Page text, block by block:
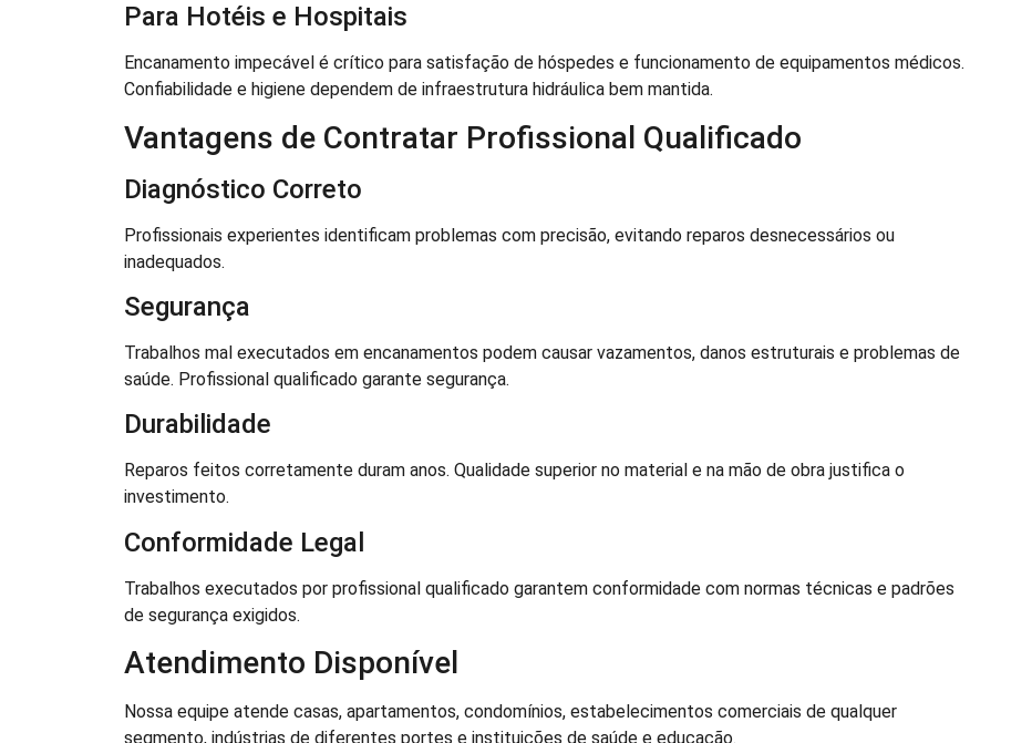
Para Hotéis e Hospitais
Encanamento impecável é crítico para satisfação de hóspedes e funcionamento de equipamentos médicos.
Confiabilidade e higiene dependem de infraestrutura hidráulica bem mantida.
Vantagens de Contratar Profissional Qualificado
Diagnóstico Correto
Profissionais experientes identificam problemas com precisão, evitando reparos desnecessários ou
inadequados.
Segurança
Trabalhos mal executados em encanamentos podem causar vazamentos, danos estruturais e problemas de
saúde. Profissional qualificado garante segurança.
Durabilidade
Reparos feitos corretamente duram anos. Qualidade superior no material e na mão de obra justifica o
investimento.
Conformidade Legal
Trabalhos executados por profissional qualificado garantem conformidade com normas técnicas e padrões
de segurança exigidos.
Atendimento Disponível
Nossa equipe atende casas, apartamentos, condomínios, estabelecimentos comerciais de qualquer
segmento, indústrias de diferentes portes e instituições de saúde e educação.